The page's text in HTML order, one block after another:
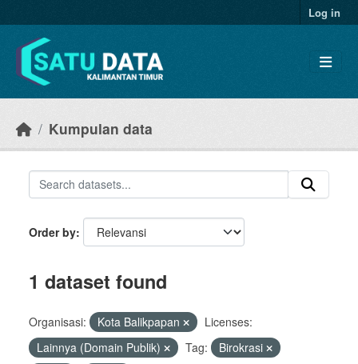
Log in
Kumpulan data
Order by
1 dataset found
Organisasi: Kota Balikpapan
Licenses:
Lainnya (Domain Publik)
Tag:
Birokrasi